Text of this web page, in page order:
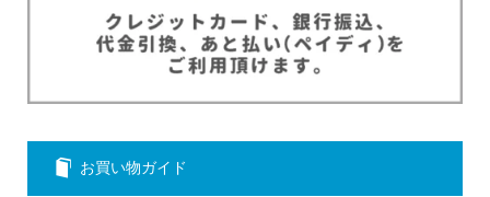
お買い物ガイド